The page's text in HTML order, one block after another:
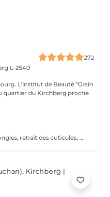
272
L-2540
L'institut de Beauté "Grain
quartier du Kirchberg proche
Beauté des pieds : Limage des ongles, retrait des cuticules, utilisation de la râpe pour les callosités et massage avec crème hydratante. Pédicure : Beauté des pieds + traitement des ongles incarnés/infectés + utilisation du bistouri pour les callosités.